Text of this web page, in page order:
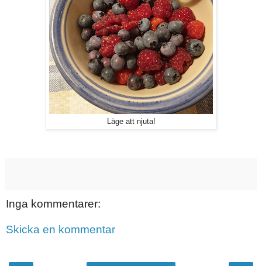
Läge att njuta!
Inga kommentarer:
Skicka en kommentar